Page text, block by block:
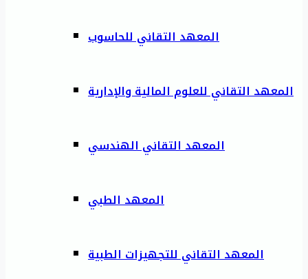
المعهد التقاني للحاسوب
المعهد التقاني للعلوم المالية والإدارية
المعهد التقاني الهندسي
المعهد الطبي
المعهد التقاني للتجهيزات الطبية